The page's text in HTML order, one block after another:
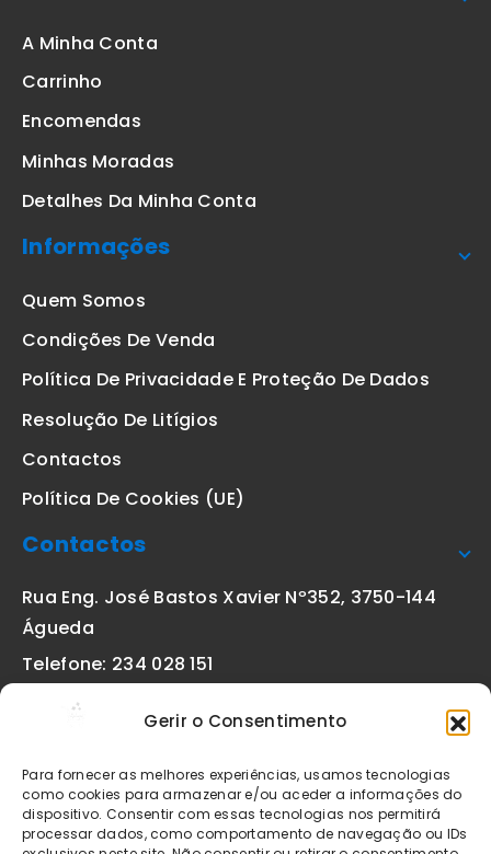
Gerir o Consentimento
Para fornecer as melhores experiências, usamos tecnologias
como cookies para armazenar e/ou aceder a informações do
dispositivo. Consentir com essas tecnologias nos permitirá
processar dados, como comportamento de navegação ou IDs
A Minha Conta
Carrinho
Encomendas
Minhas Moradas
Detalhes Da Minha Conta
Informações
Quem Somos
Condições De Venda
Política De Privacidade E Proteção De Dados
Resolução De Litígios
Contactos
Política De Cookies (UE)
Contactos
Rua Eng. José Bastos Xavier Nº352, 3750-144
Águeda
Telefone: 234 028 151
geral@etiquetas-online.pt
Os preços indicados incluem IVA à taxa legal em vigor. Todos